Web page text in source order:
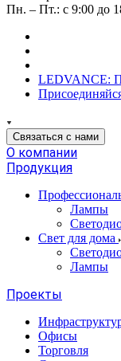
Пн. – Пт.: с 9:00 до
LEDVANCE:
Связаться с нами
О компании
Продукция
Лампы
Свет для дома
Лампы
Проекты
Офисы
Торговля